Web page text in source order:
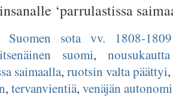
‘parrulastissa
Suomen sota vv. 1808-1809
suomi,
saimaalla, ruotsin valta päättyi
, tervanvientiä, venäjän